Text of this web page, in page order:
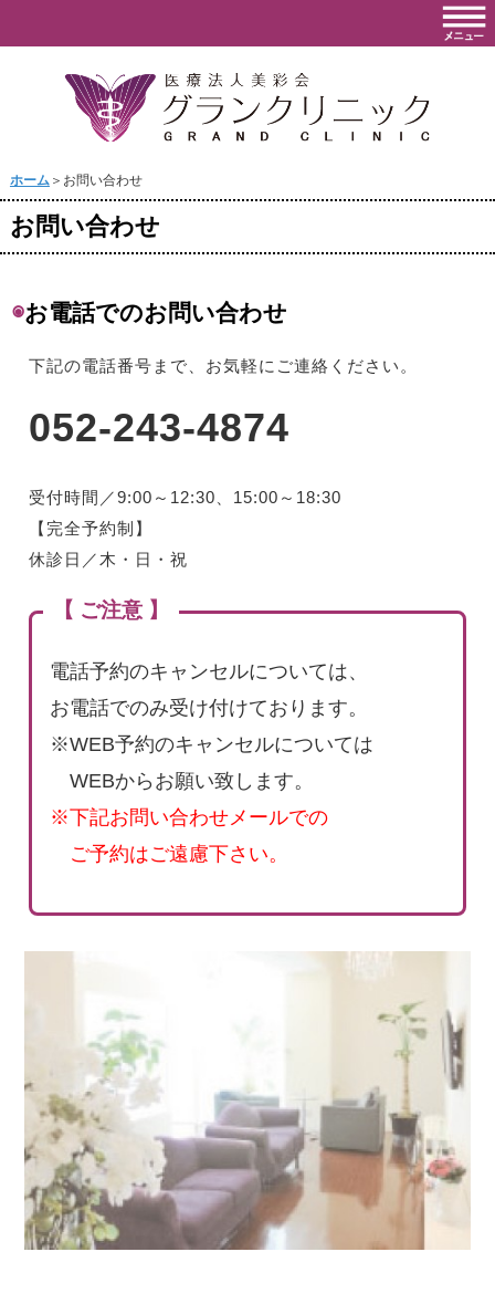
ホーム＞お問い合わせ
お問い合わせ
◉お電話でのお問い合わせ
下記の電話番号まで、お気軽にご連絡ください。
052-243-4874
受付時間／9:00～12:30、15:00～18:30
【完全予約制】
休診日／木・日・祝
【 ご注意 】
電話予約のキャンセルについては、
お電話でのみ受け付けております。
※WEB予約のキャンセルについては
WEBからお願い致します。
※下記お問い合わせメールでの
ご予約はご遠慮下さい。